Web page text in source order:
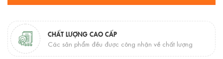
CHẤT LƯỢNG CAO CẤP
Các sản phẩm đều được công nhận về chất lượng